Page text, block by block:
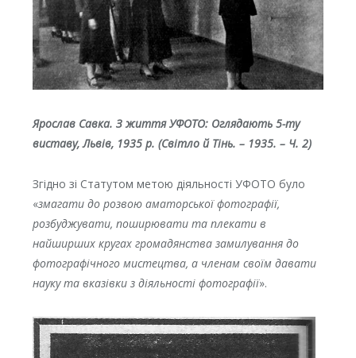
Ярослав Савка. З життя УФОТО: Оглядають 5-ту
виставу, Львів, 1935 р. (Світло й Тінь. – 1935. – Ч. 2)
Згідно зі Статутом метою діяльності УФОТО було
«змагати до розвою аматорської фотографії,
розбуджувати, поширювати та плекати в
найширших кругах громадянства замилування до
фотографічного мистецтва, а членам своїм давати
науку та вказівки з діяльності фотографії».